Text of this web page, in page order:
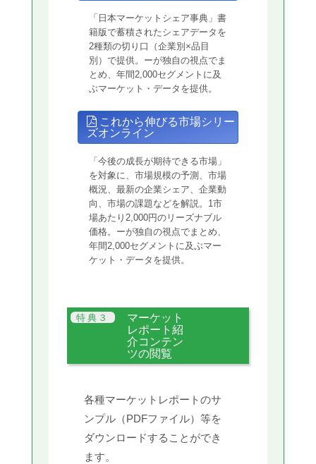
「日本マーケットシェア事典」書
籍版で蓄積されたシェアデータを
2種類の切り口（企業別×品目
別）で提供。ーが独自の視点でま
とめ、年間2,000セグメントに及
ぶマーケット・データを提供。
これから伸びる市場シリー
ズオンライン
「今後の成長が期待できる市場」
を対象に、市場規模の予測、市場
概況、最新の企業シェア、企業動
向、市場の課題などを解説。1市
場あたり2,000円のリーズナブル
価格。ーが独自の視点でまとめ、
年間2,000セグメントに及ぶマー
ケット・データを提供。
マーケット
レポート紹
介コンテン
ツの閲覧
各種マーケットレポートのサ
ンプル（PDFファイル）等を
ダウンロードすることができ
ます。